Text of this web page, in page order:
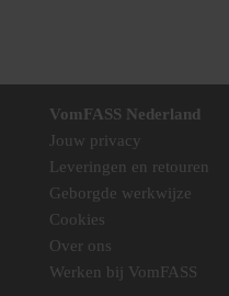
VomFASS Nederland
Jouw privacy
Leveringen en retouren
Geborgde werkwijze
Cookies
Over ons
Werken bij VomFASS